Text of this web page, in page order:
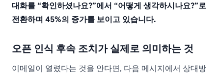
대화를 “확인하셨나요?”에서 “어떻게 생각하시나요?”로
전환하며 45%의 증가를 보이고 있습니다.
오픈 인식 후속 조치가 실제로 의미하는 것
이메일이 열렸다는 것을 안다면, 다음 메시지에서 상대방